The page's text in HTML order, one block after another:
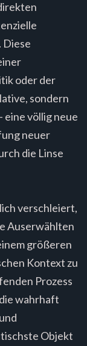
Diese
oder der
sondern
eine völlig neue
neuer
die Linse
verschleiert,
Auserwählten
größeren
Kontext zu
Prozess
wahrhaft
Objekt